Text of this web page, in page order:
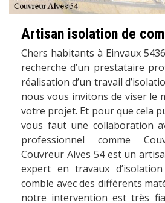
Artisan isolation de
Chers habitants à Einvaux
recherche d’un prestataire
réalisation d’un travail
nous vous invitons de viser le
votre projet. Et pour que cela
vous faut une collaboration
professionnel comme
Couvreur Alves 54 est un
expert en travaux
comble avec des différents
notre intervention est très